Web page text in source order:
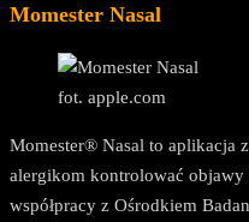
Momester Nasal
fot. apple.com
Momester® Nasal to aplikacja
alergikom kontrolować
współpracy z Ośrodkiem